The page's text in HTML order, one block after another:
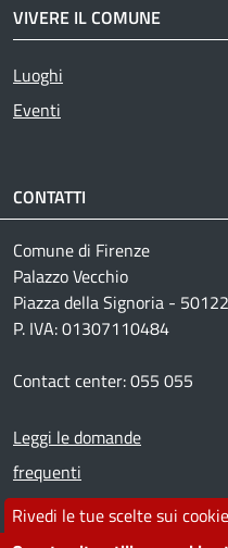
Rivedi le tue scelte sui cookie
VIVERE IL COMUNE
Luoghi
Eventi
CONTATTI
Comune di Firenze
Palazzo Vecchio
Piazza della Signoria -
P. IVA: 01307110484
Contact center: 055 055
Footer menu
Leggi le domande
frequenti
Prenota appuntamento
Segnala disservizio